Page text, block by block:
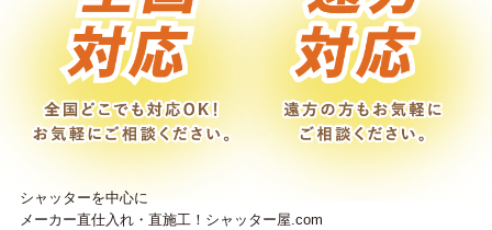
シャッターを中心に
メーカー直仕入れ・直施工！シャッター屋.com